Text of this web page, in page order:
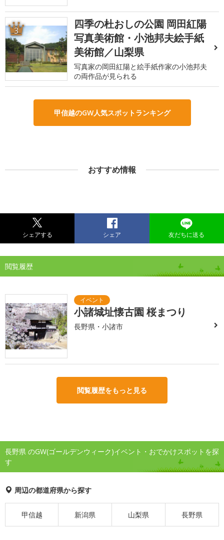
3
四季の杜おしの公園 岡田紅陽
写真美術館・小池邦夫絵手紙
美術館／山梨県
写真家の岡田紅陽と絵手紙作家の小池邦夫
の両作品が見られる
甲信越のGW人気スポットランキング
おすすめ情報
シェアする シェア 友だちに送る
閲覧履歴
小諸城址懐古園 桜まつり
長野県・小諸市
閲覧履歴をもっと見る
長野県 のGW(ゴールデンウィーク)イベント・おでかけスポットを探
す
周辺の都道府県から探す
甲信越 新潟県 山梨県 長野県